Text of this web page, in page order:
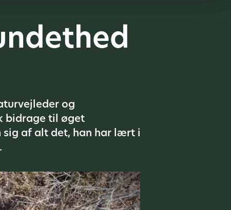
og
bidrage til øget
sig af alt det, han har lært i